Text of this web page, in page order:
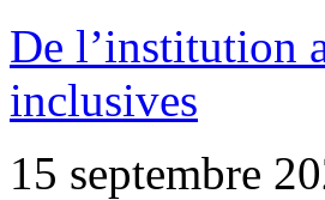
De l’institution
inclusives
15 septembre